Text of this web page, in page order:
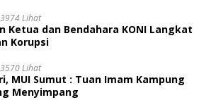
3974 Lihat
Ketua dan Bendahara KONI Langkat
Korupsi
3570 Lihat
MUI Sumut : Tuan Imam Kampung
Menyimpang